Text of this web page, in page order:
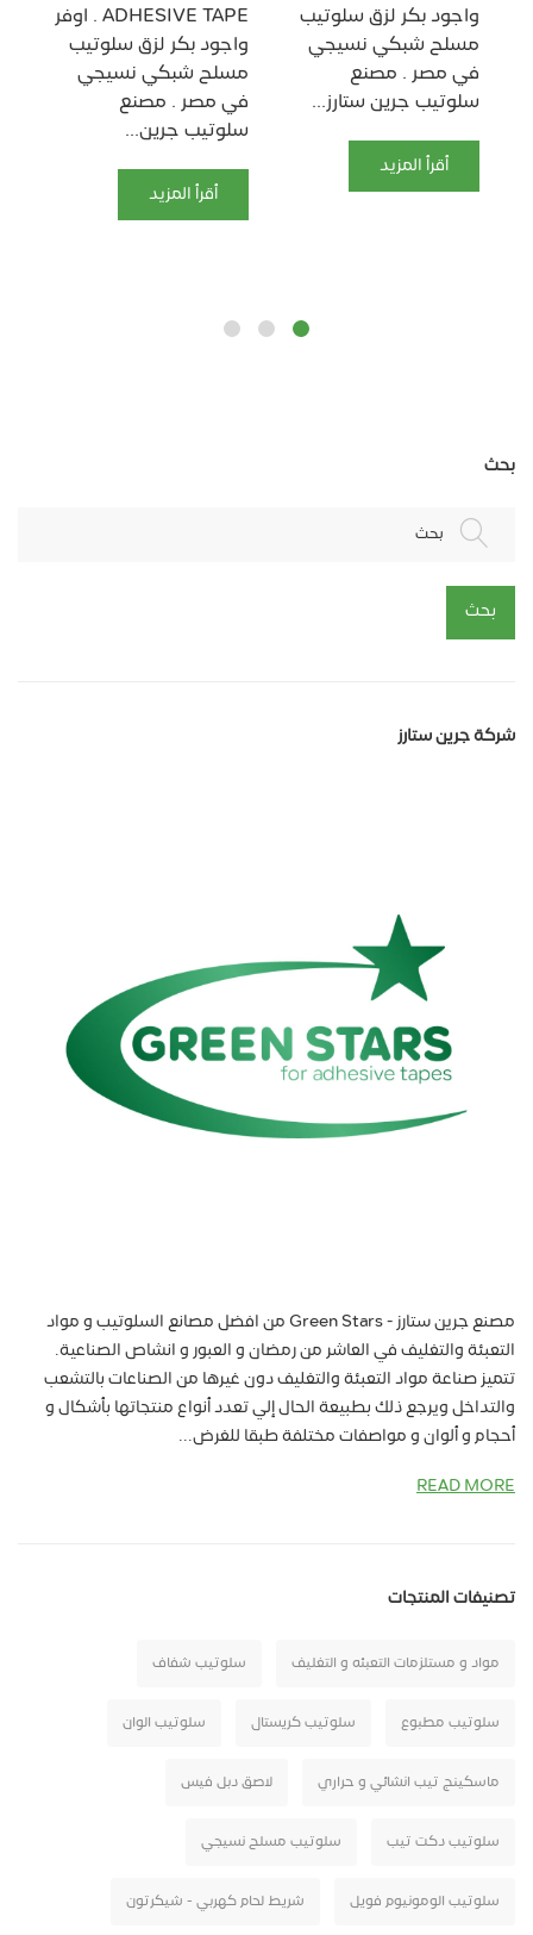
واجود بكر لزق سلوتيب
مسلح شبكي نسيجي
في مصر . مصنع
سلوتيب جرين ستارز...
أقرأ المزيد
ADHESIVE TAPE . اوفر
واجود بكر لزق سلوتيب
مسلح شبكي نسيجي
في مصر . مصنع
سلوتيب جرين...
أقرأ المزيد
بحث
بحث
شركة جرين ستارز
مصنع جرين ستارز - Green Stars من افضل مصانع السلوتيب و مواد
التعبئة والتغليف في العاشر من رمضان و العبور و انشاص الصناعية.
تتميز صناعة مواد التعبئة والتغليف دون غيرها من الصناعات بالتشعب
والتداخل ويرجع ذلك بطبيعة الحال إلي تعدد أنواع منتجاتها بأشكال و
أحجام و ألوان و مواصفات مختلفة طبقا للغرض...
READ MORE
تصنيفات المنتجات
سلوتيب كريستال
ماسكينج تيب انشائي و حراري
سلوتيب دكت تيب
شريط لحام كهربي - شيكرتون